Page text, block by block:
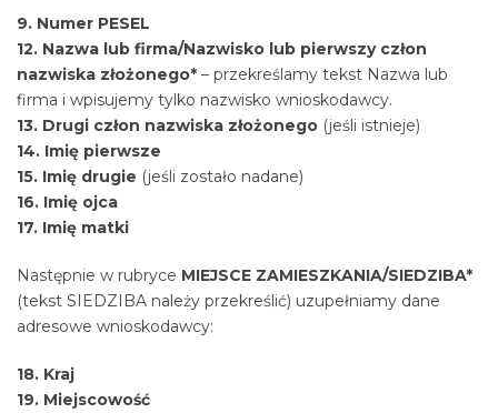
9. Numer PESEL
12. Nazwa lub firma/Nazwisko lub pierwszy człon
nazwiska złożonego* – przekreślamy tekst Nazwa lub
firma i wpisujemy tylko nazwisko wnioskodawcy.
13. Drugi człon nazwiska złożonego (jeśli istnieje)
14. Imię pierwsze
15. Imię drugie (jeśli zostało nadane)
16. Imię ojca
17. Imię matki
Następnie w rubryce MIEJSCE ZAMIESZKANIA/SIEDZIBA*
(tekst SIEDZIBA należy przekreślić) uzupełniamy dane
adresowe wnioskodawcy:
18. Kraj
19. Miejscowość